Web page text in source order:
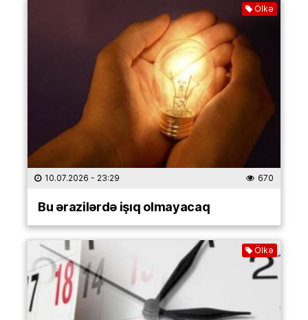
Ölkə
10.07.2026 - 23:29 670
Bu ərazilərdə işıq olmayacaq
Ölkə